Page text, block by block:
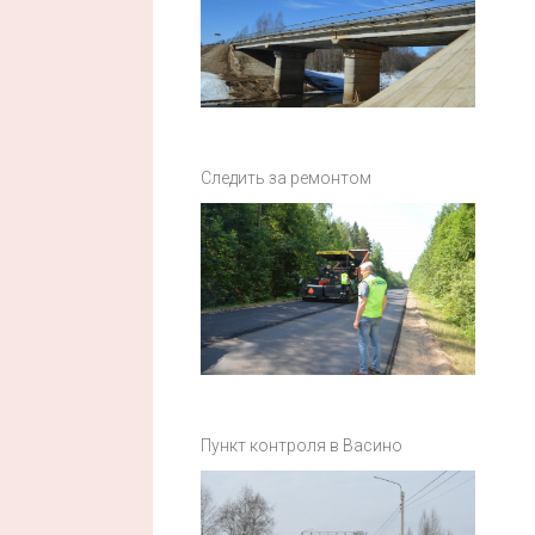
Следить за ремонтом
Пункт контроля в Васино